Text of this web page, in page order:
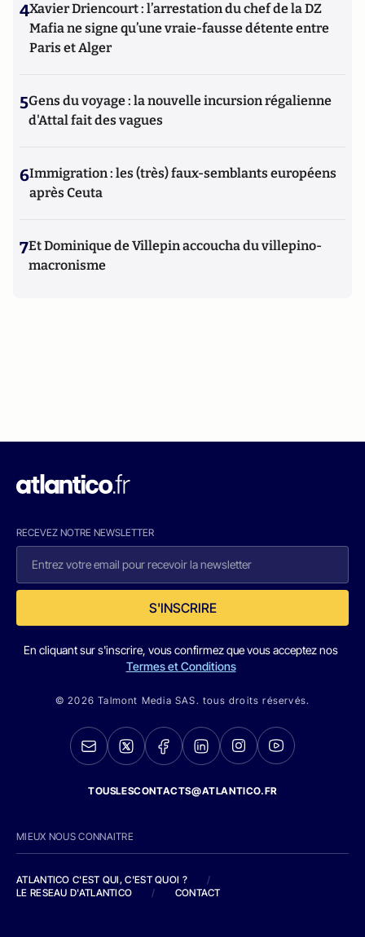
4Xavier Driencourt : l’arrestation du chef de la DZ
Mafia ne signe qu’une vraie-fausse détente entre
Paris et Alger
5Gens du voyage : la nouvelle incursion régalienne
d'Attal fait des vagues
6Immigration : les (très) faux-semblants européens
après Ceuta
7Et Dominique de Villepin accoucha du villepino-
macronisme
RECEVEZ NOTRE NEWSLETTER
S'INSCRIRE
En cliquant sur s'inscrire, vous confirmez que vous acceptez nos
Termes et Conditions
© 2026 Talmont Media SAS. tous droits réservés.
TOUSLESCONTACTS@ATLANTICO.FR
MIEUX NOUS CONNAITRE
ATLANTICO C'EST QUI, C'EST QUOI ?
/
LE RESEAU D'ATLANTICO
/ CONTACT